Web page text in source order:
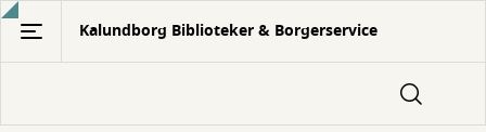
Gå
hovedindhold
Kalundborg Biblioteker & Borgerservice